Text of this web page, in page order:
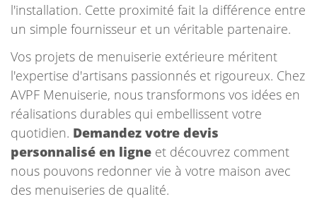
l'installation. Cette proximité fait la différence entre
un simple fournisseur et un véritable partenaire.
Vos projets de menuiserie extérieure méritent
l'expertise d'artisans passionnés et rigoureux. Chez
AVPF Menuiserie, nous transformons vos idées en
réalisations durables qui embellissent votre
quotidien. Demandez votre devis
personnalisé en ligne et découvrez comment
nous pouvons redonner vie à votre maison avec
des menuiseries de qualité.